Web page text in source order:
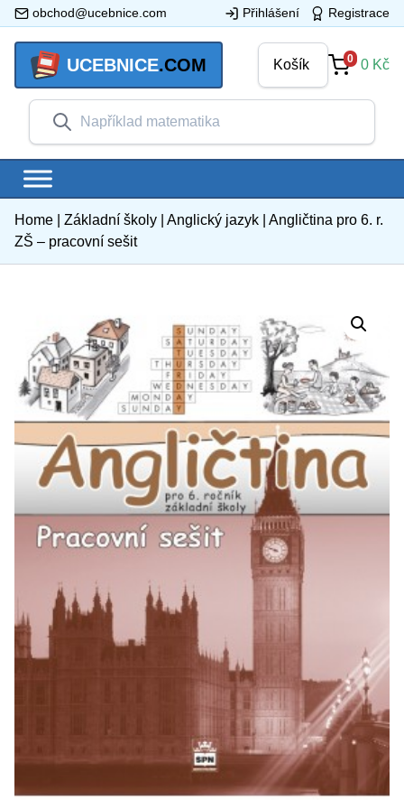
obchod@ucebnice.com Přihlášení Registrace
UCEBNICE.COM Košík 0 0 Kč
Home Základní školy Anglický jazyk
Angličtina pro 6. r.
ZŠ – pracovní sešit